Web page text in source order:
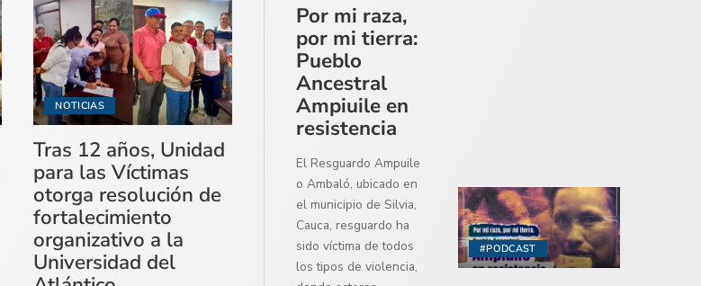
NOTICIAS
Tras 12 años, Unidad
para las Víctimas
otorga resolución de
fortalecimiento
organizativo a la
Universidad del
#PODCAST
Por mi raza,
por mi tierra:
Pueblo
Ancestral
Ampiuile en
resistencia
El Resguardo Ampuile
o Ambaló, ubicado en
el municipio de Silvia,
Cauca, resguardo ha
sido víctima de todos
los tipos de violencia,